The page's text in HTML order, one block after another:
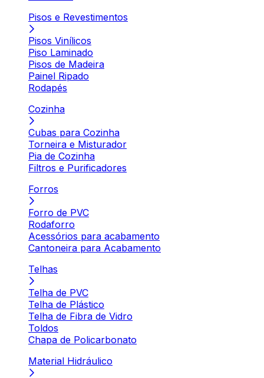
Pisos e Revestimentos
Pisos Vinílicos
Piso Laminado
Pisos de Madeira
Painel Ripado
Rodapés
Cozinha
Cubas para Cozinha
Torneira e Misturador
Pia de Cozinha
Filtros e Purificadores
Forros
Forro de PVC
Rodaforro
Acessórios para acabamento
Cantoneira para Acabamento
Telhas
Telha de PVC
Telha de Plástico
Telha de Fibra de Vidro
Toldos
Chapa de Policarbonato
Material Hidráulico